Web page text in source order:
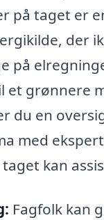
på taget er
der
på
et grønnere
du en
med
kan
Fagfolk kan